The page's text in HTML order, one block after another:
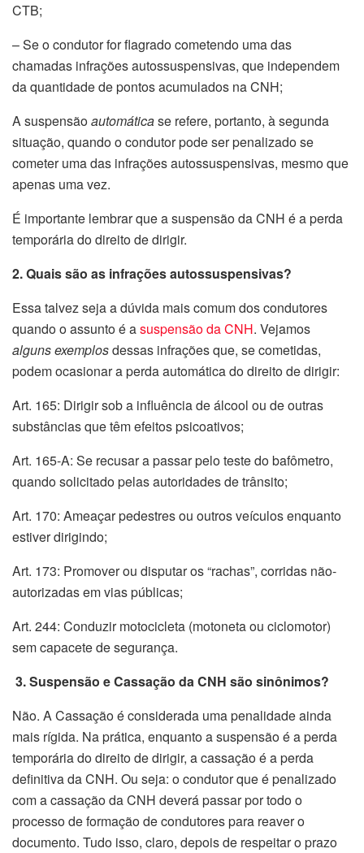
CTB;
– Se o condutor for flagrado cometendo uma das
chamadas infrações autossuspensivas, que independem
da quantidade de pontos acumulados na CNH;
A suspensãoautomáticase refere, portanto, à segunda
situação, quando o condutor pode ser penalizado se
cometer uma das infrações autossuspensivas, mesmo que
apenas uma vez.
É importante lembrar que a suspensão da CNH é a perda
temporária do direito de dirigir.
2. Quais são as infrações autossuspensivas?
Essa talvez seja a dúvida mais comum dos condutores
quando o assunto é asuspensão da CNH. Vejamos
alguns exemplosdessas infrações que, se cometidas,
podem ocasionar a perda automática do direito de dirigir:
Art. 165: Dirigir sob a influência de álcool ou de outras
substâncias que têm efeitos psicoativos;
Art. 165-A: Se recusar a passar pelo teste do bafômetro,
quando solicitado pelas autoridades de trânsito;
Art. 170: Ameaçar pedestres ou outros veículos enquanto
estiver dirigindo;
Art. 173: Promover ou disputar os “rachas”, corridas não-
autorizadas em vias públicas;
Art. 244: Conduzir motocicleta (motoneta ou ciclomotor)
sem capacete de segurança.
3. Suspensão e Cassação da CNH são sinônimos?
Não. A Cassação é considerada uma penalidade ainda
mais rígida. Na prática, enquanto a suspensão é a perda
temporária do direito de dirigir, a cassação é a perda
definitiva da CNH. Ou seja: o condutor que é penalizado
com a cassação da CNH deverá passar por todo o
processo de formação de condutores para reaver o
documento. Tudo isso, claro, depois de respeitar o prazo